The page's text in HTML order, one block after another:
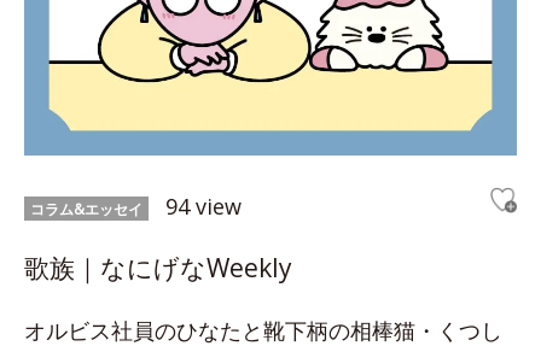
コラム&エッセイ 94 view
歌族｜なにげなWeekly
オルビス社員のひなたと靴下柄の相棒猫・くつし